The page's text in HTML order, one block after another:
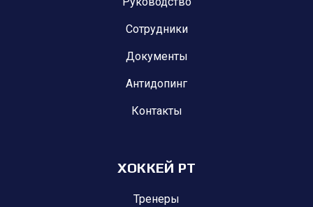
Сотрудники
Документы
Антидопинг
Контакты
ХОККЕЙ РТ
Тренеры